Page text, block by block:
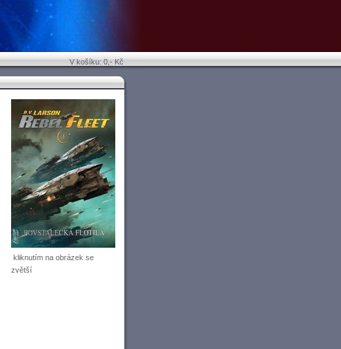
V košíku: 0,- Kč
kliknutím na obrázek se
zvětší